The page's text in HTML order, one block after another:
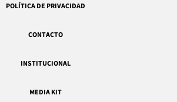
POLÍTICA DE PRIVACIDAD
CONTACTO
INSTITUCIONAL
MEDIA KIT